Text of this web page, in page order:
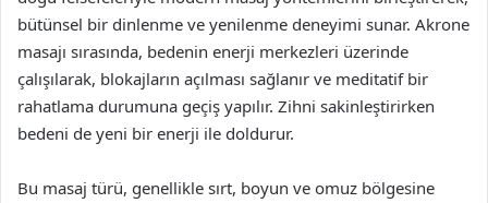
bütünsel bir dinlenme ve yenilenme deneyimi sunar. Akrone
masajı sırasında, bedenin enerji merkezleri üzerinde
çalışılarak, blokajların açılması sağlanır ve meditatif bir
rahatlama durumuna geçiş yapılır. Zihni sakinleştirirken
bedeni de yeni bir enerji ile doldurur.
Bu masaj türü, genellikle sırt, boyun ve omuz bölgesine